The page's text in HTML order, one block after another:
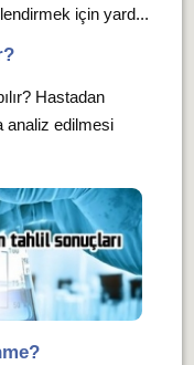
için yard...
Hastadan
analiz edilmesi